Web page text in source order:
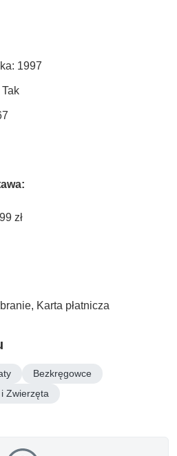
1997
zł
Karta płatnicza
Bezkręgowce
Zwierzęta